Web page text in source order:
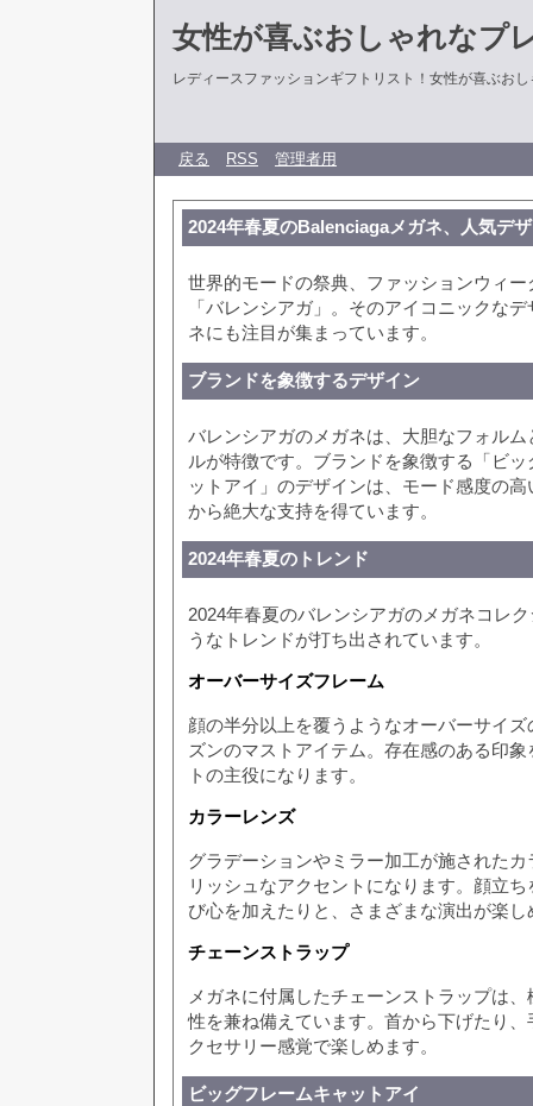
女性が喜ぶおしゃれなプ
レディースファッションギフトリスト！女性が喜ぶお
戻る RSS 管理者用
2024年春夏のBalenciagaメガネ、人気デ
世界的モードの祭典、ファッションウィ
「バレンシアガ」。そのアイコニックな
ネにも注目が集まっています。
ブランドを象徴するデザイン
バレンシアガのメガネは、大胆なフォル
ルが特徴です。ブランドを象徴する「ビ
ットアイ」のデザインは、モード感度の
から絶大な支持を得ています。
2024年春夏のトレンド
2024年春夏のバレンシアガのメガネコレ
うなトレンドが打ち出されています。
オーバーサイズフレーム
顔の半分以上を覆うようなオーバーサイ
ズンのマストアイテム。存在感のある印
トの主役になります。
カラーレンズ
グラデーションやミラー加工が施された
リッシュなアクセントになります。顔立
び心を加えたりと、さまざまな演出が楽し
チェーンストラップ
メガネに付属したチェーンストラップは
性を兼ね備えています。首から下げたり
クセサリー感覚で楽しめます。
ビッグフレームキャットアイ